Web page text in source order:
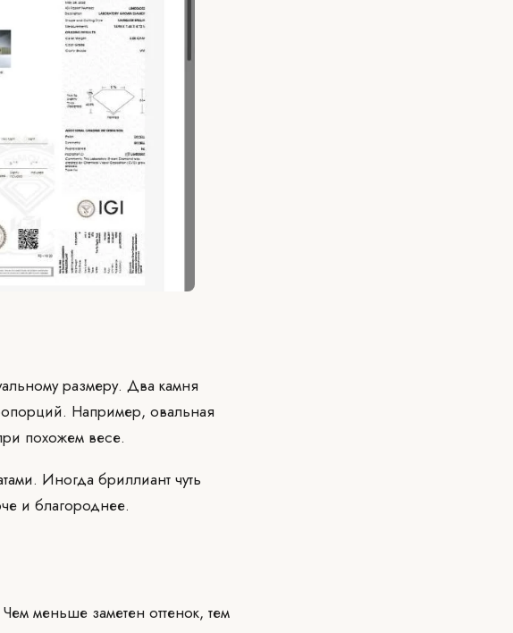
размеру. Два камня
Например, овальная
похожем весе.
Иногда бриллиант чуть
и благороднее.
меньше заметен оттенок, тем